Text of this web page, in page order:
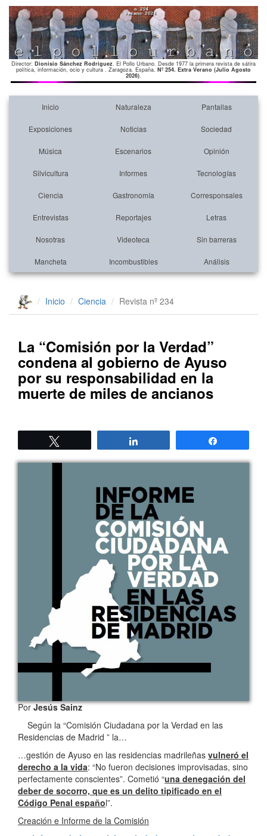
Director: Dionisio Sánchez Rodríguez. El Pollo Urbano. Desde 1977 la primera revista de sátira
política, información, ocio y cultura . Zaragoza. España. Nº 254. Extra Verano (Julio Agosto
2026).
Inicio Naturaleza Pantallas
Exposiciones Noticias Sociedad
Música Escenarios Opinión
Silvicultura Informes Tecnologías
Ciencia Gastronomía Corresponsales
Entrevistas Reportajes Letras
Nosotras Videoteca Sin barreras
Mancheta Incombustibles Análisis
Inicio Ciencia Revista nº 234
La “Comisión por la Verdad”
condena al gobierno de Ayuso
por su responsabilidad en la
muerte de miles de ancianos
PorJesús Sainz
Según la “Comisión Ciudadana por la Verdad en las
Residencias de Madrid ” la…
…gestión de Ayuso en las residencias madrileñas vulneró el
derecho a la vida: “No fueron decisiones improvisadas, sino
perfectamente conscientes”. Cometió “una denegación del
deber de socorro, que es un delito tipificado en el
Código Penal español”.
Creación e Informe de la Comisión